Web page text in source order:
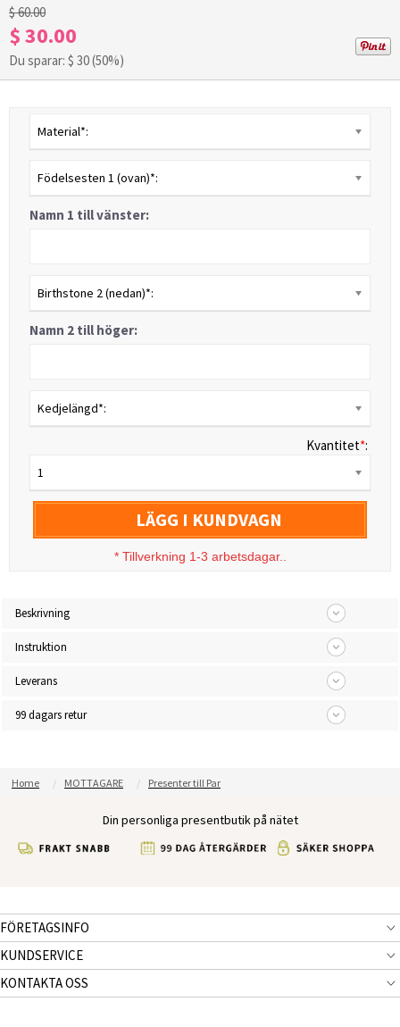
$ 60.00
$ 30.00
Du sparar: $ 30(50%)
Material*:
Födelsesten 1 (ovan)*:
Namn 1 till vänster:
Birthstone 2 (nedan)*:
Namn 2 till höger:
Kedjelängd*:
Kvantitet*:
1
LÄGG I KUNDVAGN
* Tillverkning 1-3 arbetsdagar..
Beskrivning
Instruktion
Leverans
99 dagars retur
Home MOTTAGARE Presenter till Par
Din personliga presentbutik på nätet
FÖRETAGSINFO
KUNDSERVICE
KONTAKTA OSS